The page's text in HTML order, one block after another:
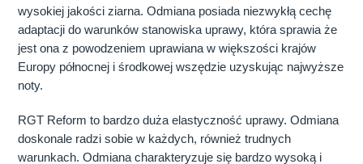
wysokiej jakości ziarna. Odmiana posiada niezwykłą cechę
adaptacji do warunków stanowiska uprawy, która sprawia że
jest ona z powodzeniem uprawiana w większości krajów
Europy północnej i środkowej wszędzie uzyskując najwyższe
noty.
RGT Reform to bardzo duża elastyczność uprawy. Odmiana
doskonale radzi sobie w każdych, również trudnych
warunkach. Odmiana charakteryzuje się bardzo wysoką i